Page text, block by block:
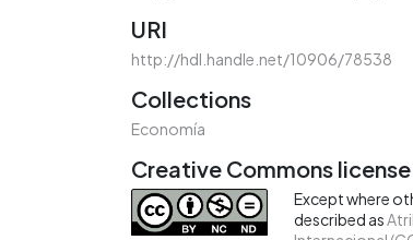
URI
http://hdl.handle.net/10906/78538
Collections
Economía
Creative Commons license
Except where
described as